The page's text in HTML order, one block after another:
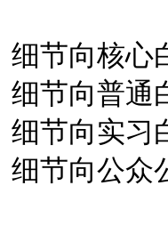
细节向核心
细节向普通
细节向实习
细节向公众